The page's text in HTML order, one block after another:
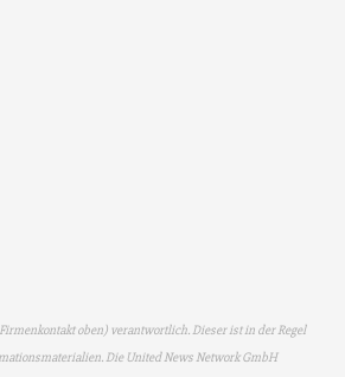
oben) verantwortlich. Dieser ist in der Regel
Die United News Network GmbH